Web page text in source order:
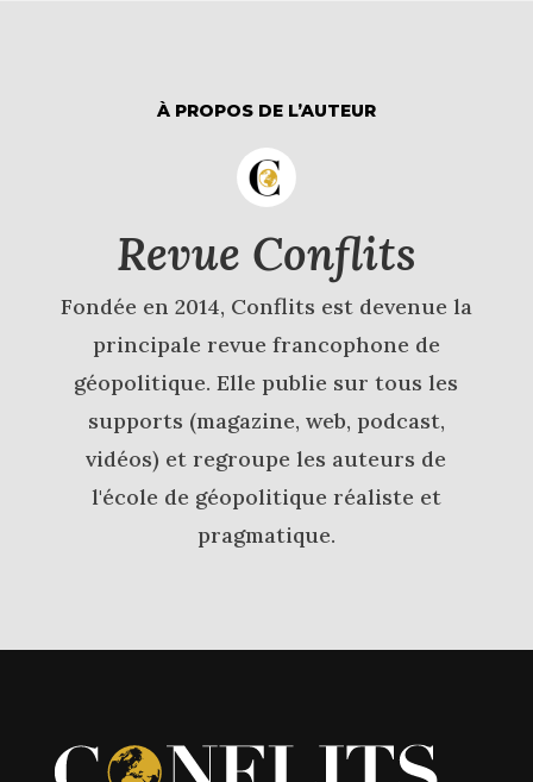
À PROPOS DE L’AUTEUR
Revue Conflits
Fondée en 2014, Conflits est devenue la
principale revue francophone de
géopolitique. Elle publie sur tous les
supports (magazine, web, podcast,
vidéos) et regroupe les auteurs de
l'école de géopolitique réaliste et
pragmatique.